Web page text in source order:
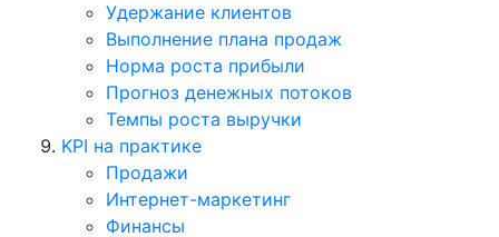
Удержание клиентов
Выполнение плана продаж
Норма роста прибыли
Прогноз денежных потоков
Темпы роста выручки
KPI на практике
Продажи
Интернет-маркетинг
Финансы